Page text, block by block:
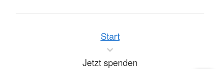
Start
Jetzt spenden